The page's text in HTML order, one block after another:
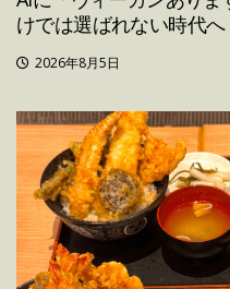
けでは選ばれない時代へ
2026年8月5日